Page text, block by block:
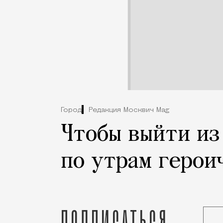
Город Редакция Москвич Mag
Чтобы выйти
по утрам